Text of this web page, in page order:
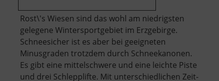
Rost\'s Wiesen sind das wohl am niedrigsten
gelegene Wintersportgebiet im Erzgebirge.
Schneesicher ist es aber bei geeigneten
Minusgraden trotzdem durch Schneekanonen.
Es gibt eine mittelschwere und eine leichte Piste
und drei Schlepplifte. Mit unterschiedlichen Zeit-